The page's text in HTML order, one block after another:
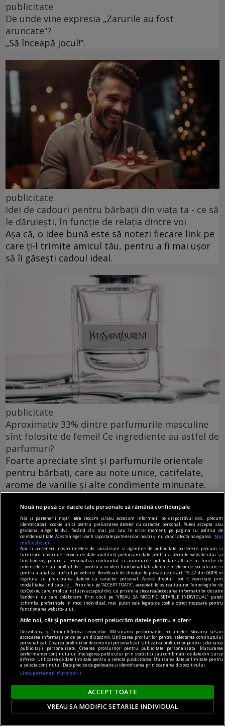
publicitate
De unde vine expresia „Zarurile au fost
aruncate"?
„Să înceapă jocul!”.
publicitate
Idei de cadouri pentru bărbații din viața ta - ce să
le dăruiești, în funcție de relația dintre voi
Așa că, o idee bună este să notezi fiecare link pe
care ți-l trimite amicul tău, pentru a fi mai ușor
să îi găsești cadoul ideal.
publicitate
Aproximativ 33% dintre parfumurile masculine
sînt folosite de femei! Ce ingrediente au astfel de
parfumuri?
Foarte apreciate sînt și parfumurile orientale
pentru bărbați, care au note unice, catifelate,
arome de vanilie și alte condimente minunate.
publicitate
6 produse de îngrijire care să nu îți lipsească din
trusa cosmetică
Toate acestea au proprietăți extraordinare și te
pot ajuta să îți menții pielea tînără și frumoasă
pentru cît mai mult timp.
Nouă ne pasă ca datele tale personale să rămână confidențiale
Noi și partenerii noștri606 stocăm și/sau accesăm informații pe dispozitivul dvs., precum
identificatorii cookie unici pentru prelucrarea datelor cu caracter personal. Puteți accepta sau
gestiona alegerile dvs. făcând clic mai jos sau în orice moment, pe pagina cu politica de
confidențialitate. Aceste alegeri vor fi raportate partenerilor noștri și nu vă vor afecta navigarea.
Mai
multe detalii
Noi si partenerii nostri (retelele de socializare si agentiile de publicitate partenere, precum si
furnizorii nostri de servicii de date analitice) prelucram date pentru a permite website-ului sa
functioneze, pentru a personaliza continutul si anunturile publicitare afisate in functie de
interesele si/sau profilul dvs., pentru a va oferi functionalitati aferente retelelor de socializare si
pentru a analiza traficul pe website. Beneficiati de drepturile prevazute de art. 15-22 din GDPR in
legatura cu prelucrarea datelor cu caracter personal. Aceste drepturi pot fi exercitate prin
modalitatea indicataaici
. Prin click pe “ACCEPT TOATE”, acceptati folosirea tuturor Tehnologiilor de
tip Cookie, care implica inclusiv acceptul dvs. cu privire la stocarea/accesarea informatiilor de catre
Vendor-ii cu care colaboram. Prin click pe “VREAU SA MODIFIC SETARILE INDIVIDUAL” puteti
schimba preferintele in mod individual, mai putin cele legate de cookie strict necesare pentru
functionarea website-ului.
Atât noi, cât și partenerii noștri prelucrăm datele pentru a oferi:
Dezvoltarea și îmbunătățirea serviciilor. Măsurarea performanței reclamelor. Stocarea și/sau
accesarea informațiilor de pe un dispozitiv. Utilizarea profilurilor pentru selectarea conținutului
personalizat. Crearea profilurilor de conținut personalizat. Utilizarea profilurilor pentru selectarea
publicității personalizate. Crearea profilurilor pentru publicitate personalizată. Măsurarea
performanței conținutului. Înțelegerea publicului prin statistici sau combinații de date din surse
diferite. Utilizarea de date limitate pentru a selecta publicitatea. Utilizarea datelor limitate pentru
a selecta conținutul. Date precise de geolocație și identificarea prin scanarea dispozitivului.
Listă parteneri (furnizori)
ACCEPT TOATE
VREAU SA MODIFIC SETARILE INDIVIDUAL